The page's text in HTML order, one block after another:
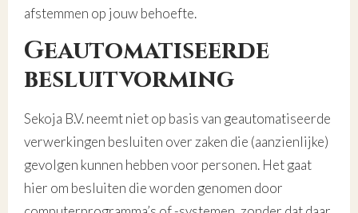
afstemmen op jouw behoefte.
Geautomatiseerde
besluitvorming
Sekoja B.V. neemt niet op basis van geautomatiseerde
verwerkingen besluiten over zaken die (aanzienlijke)
gevolgen kunnen hebben voor personen. Het gaat
hier om besluiten die worden genomen door